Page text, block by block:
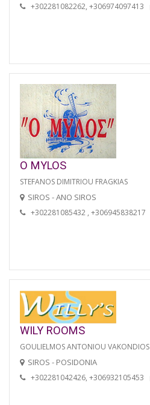
+302281082262, +306974097413
O MYLOS
STEFANOS DIMITRIOU FRAGKIAS
SIROS - ANO SIROS
+302281085432 , +306945838217
WILY ROOMS
GOULIELMOS ANTONIOU VAKONDIOS
SIROS - POSIDONIA
+302281042426, +306932105453